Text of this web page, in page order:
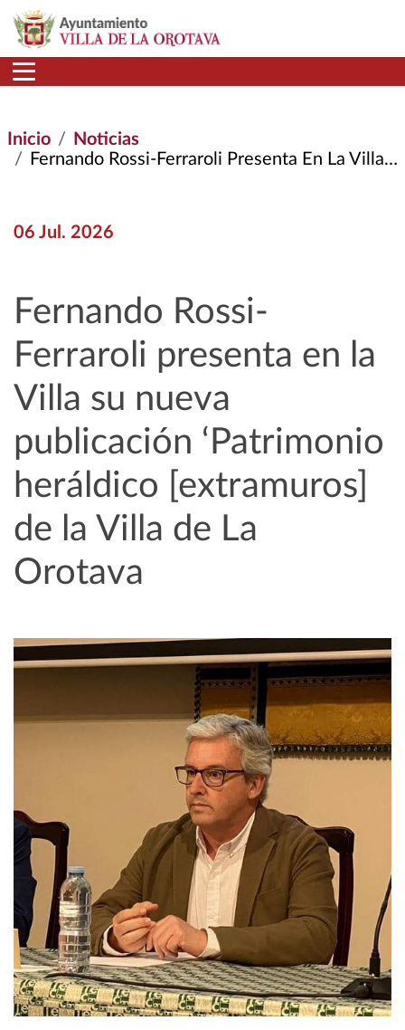
Pasar al contenido principal
Inicio
Noticias
Fernando Rossi-Ferraroli Presenta En La Villa Su Nueva Publicación ‘Patrimonio Heráldico [extramuros] de La Villa de La Orotava
06 Jul. 2026
Fernando Rossi-
Ferraroli presenta en la
Villa su nueva
publicación ‘Patrimonio
heráldico [extramuros]
de la Villa de La
Orotava